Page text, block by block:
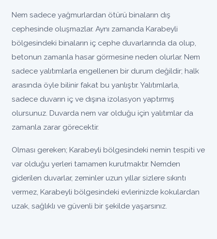
Nem sadece yağmurlardan ötürü binaların dış
cephesinde oluşmazlar. Aynı zamanda Karabeyli
bölgesindeki binaların iç cephe duvarlarında da olup,
betonun zamanla hasar görmesine neden olurlar. Nem
sadece yalıtımlarla engellenen bir durum değildir; halk
arasında öyle bilinir fakat bu yanlıştır. Yalıtımlarla,
sadece duvarın iç ve dışına izolasyon yaptırmış
olursunuz. Duvarda nem var olduğu için yalıtımlar da
zamanla zarar görecektir.
Olması gereken; Karabeyli bölgesindeki nemin tespiti ve
var olduğu yerleri tamamen kurutmaktır. Nemden
giderilen duvarlar, zeminler uzun yıllar sizlere sıkıntı
vermez, Karabeyli bölgesindeki evlerinizde kokulardan
uzak, sağlıklı ve güvenli bir şekilde yaşarsınız.